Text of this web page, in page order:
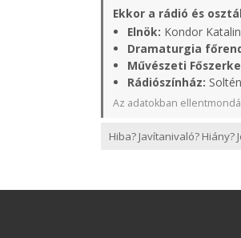
Ekkor a rádió és
Elnök: Kondor
Dramaturgia
Művészeti
Rádiószínház:
Az adatokban
Hiba? Javítanivaló?